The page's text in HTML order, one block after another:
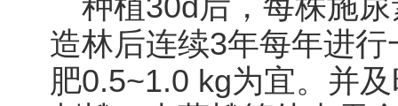
种植30d后，每株施尿
造林后连续3年每年进
肥0.5~1.0 kg为宜。并